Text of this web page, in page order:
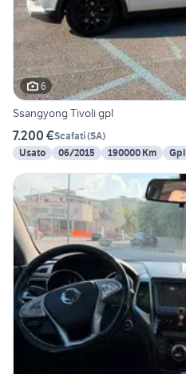
6
Ssangyong Tivoli gpl
7.200 €Scafati(SA)
Usato
06/2015 190000 Km Gpl